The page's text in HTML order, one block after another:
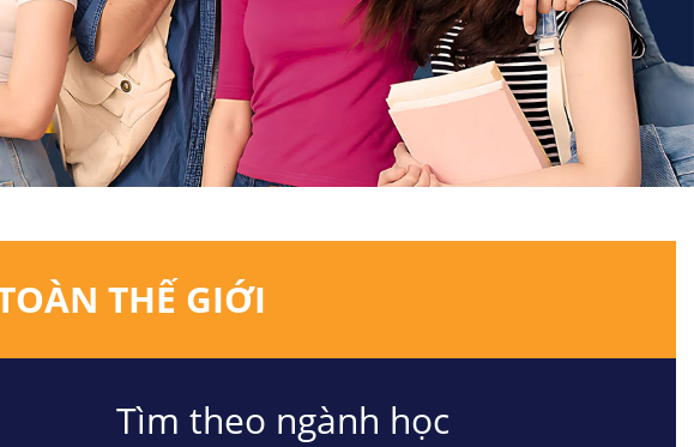
THẾ GIỚI
Tìm theo ngành học